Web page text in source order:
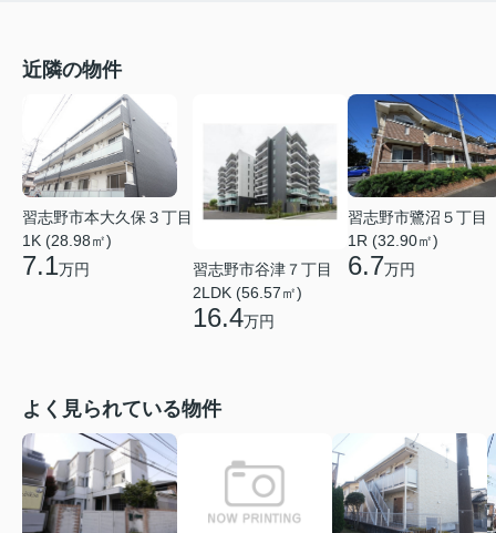
近隣の物件
習志野市本大久保３丁目
1K (28.98㎡)
7.1万円
習志野市谷津７丁目
2LDK (56.57㎡)
16.4万円
習志野市鷺沼５丁目
1R (32.90㎡)
6.7万円
よく見られている物件